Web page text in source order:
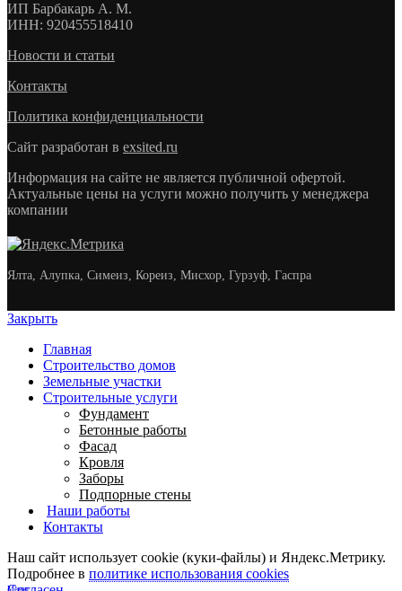
Меню
ИП Барбакарь А. М.
ИНН: 920455518410
Новости и статьи
Контакты
Политика конфиденциальности
Сайт разработан в exsited.ru
Информация на сайте не является публичной офертой.
Актуальные цены на услуги можно получить у менеджера
компании
Ялта, Алупка, Симеиз, Кореиз, Мисхор, Гурзуф, Гаспра
Закрыть
Главная
Строительство домов
Земельные участки
Строительные услуги
Фундамент
Бетонные работы
Фасад
Кровля
Заборы
Подпорные стены
Наши работы
Контакты
Наш сайт использует cookie (куки-файлы) и Яндекс.Метрику.
Подробнее в политике использования cookies